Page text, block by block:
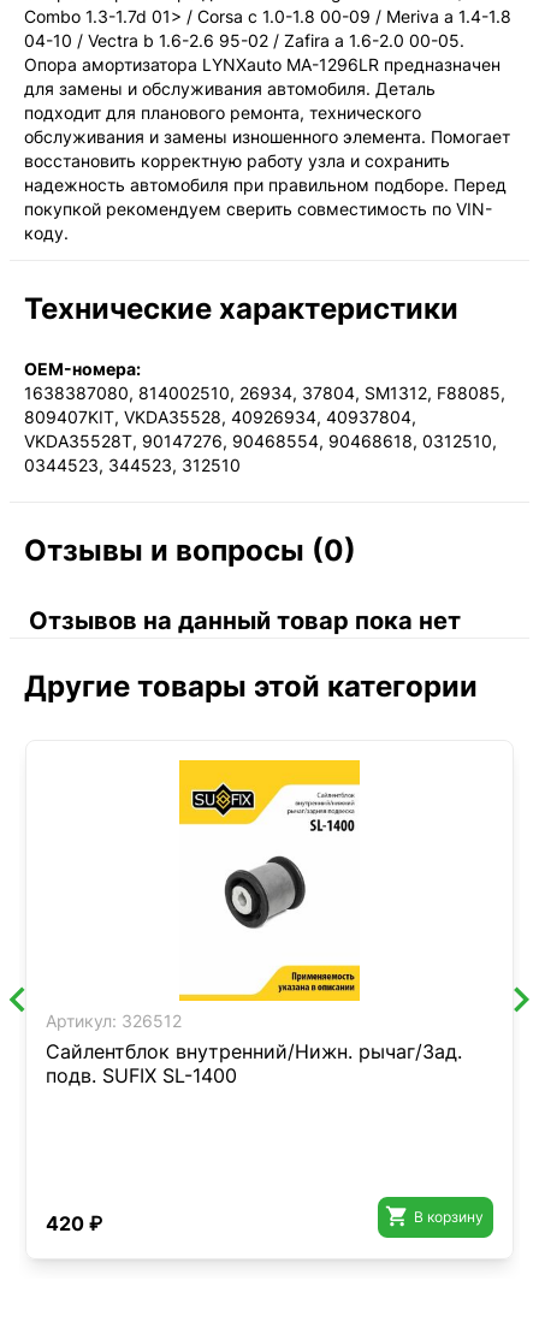
Combo 1.3-1.7d 01> / Corsa c 1.0-1.8 00-09 / Meriva a 1.4-1.8
04-10 / Vectra b 1.6-2.6 95-02 / Zafira a 1.6-2.0 00-05.
Опора амортизатора LYNXauto MA-1296LR предназначен
для замены и обслуживания автомобиля. Деталь
подходит для планового ремонта, технического
обслуживания и замены изношенного элемента. Помогает
восстановить корректную работу узла и сохранить
надежность автомобиля при правильном подборе. Перед
покупкой рекомендуем сверить совместимость по VIN-
коду.
Технические характеристики
OEM-номера:
1638387080, 814002510, 26934, 37804, SM1312, F88085,
809407KIT, VKDA35528, 40926934, 40937804,
VKDA35528T, 90147276, 90468554, 90468618, 0312510,
0344523, 344523, 312510
Отзывы и вопросы (0)
Отзывов на данный товар пока нет
Другие товары этой категории
Артикул: 326512
Сайлентблок внутренний/Нижн. рычаг/Зад.
подв. SUFIX SL-1400
420 ₽  В корзину